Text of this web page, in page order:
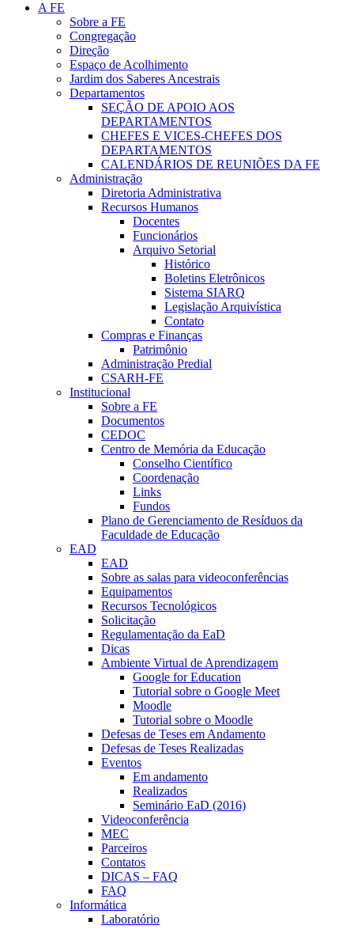
A FE
Sobre a FE
Congregação
Direção
Espaço de Acolhimento
Jardim dos Saberes Ancestrais
Departamentos
SEÇÃO DE APOIO AOS
DEPARTAMENTOS
CHEFES E VICES-CHEFES DOS
DEPARTAMENTOS
CALENDÁRIOS DE REUNIÕES DA FE
Administração
Diretoria Administrativa
Recursos Humanos
Docentes
Funcionários
Arquivo Setorial
Histórico
Boletins Eletrônicos
Sistema SIARQ
Legislação Arquivística
Contato
Compras e Finanças
Patrimônio
Administração Predial
CSARH-FE
Institucional
Sobre a FE
Documentos
CEDOC
Centro de Memória da Educação
Conselho Científico
Coordenação
Links
Fundos
Plano de Gerenciamento de Resíduos da
Faculdade de Educação
EAD
EAD
Sobre as salas para videoconferências
Equipamentos
Recursos Tecnológicos
Solicitação
Regulamentação da EaD
Dicas
Ambiente Virtual de Aprendizagem
Google for Education
Tutorial sobre o Google Meet
Moodle
Tutorial sobre o Moodle
Defesas de Teses em Andamento
Defesas de Teses Realizadas
Eventos
Em andamento
Realizados
Seminário EaD (2016)
Videoconferência
MEC
Parceiros
Contatos
DICAS – FAQ
FAQ
Informática
Laboratório